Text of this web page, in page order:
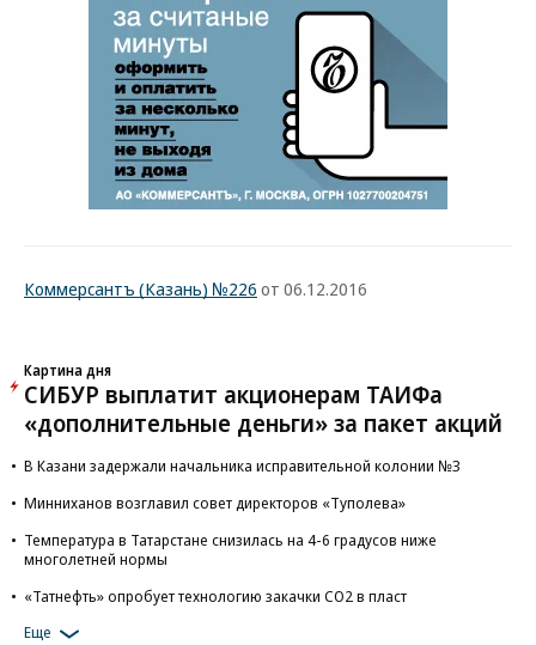
Коммерсантъ (Казань) №226 от 06.12.2016
Картина дня
СИБУР выплатит акционерам ТАИФа
«дополнительные деньги» за пакет акций
В Казани задержали начальника исправительной колонии №3
Минниханов возглавил совет директоров «Туполева»
Температура в Татарстане снизилась на 4-6 градусов ниже
многолетней нормы
«Татнефть» опробует технологию закачки СО2 в пласт
Еще